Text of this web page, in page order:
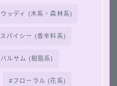
ウッディ (木系・森林系)
スパイシー (香辛料系)
バルサム (樹脂系)
フローラル (花系)